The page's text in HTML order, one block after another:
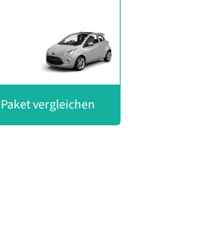
vergleichen